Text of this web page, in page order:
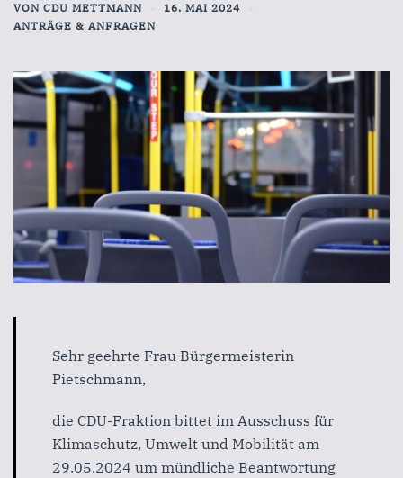
VON CDU METTMANN
16. MAI 2024
ANTRÄGE & ANFRAGEN
Sehr geehrte Frau Bürgermeisterin
Pietschmann,
die CDU-Fraktion bittet im Ausschuss für
Klimaschutz, Umwelt und Mobilität am
29.05.2024 um mündliche Beantwortung